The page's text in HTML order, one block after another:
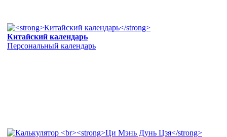
Китайский календарь
Персональный календарь